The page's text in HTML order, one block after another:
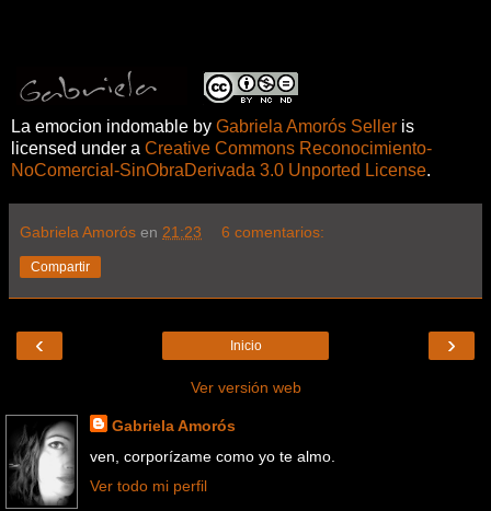
La emocion indomable by Gabriela Amorós Seller is
licensed under a Creative Commons Reconocimiento-
NoComercial-SinObraDerivada 3.0 Unported License.
Gabriela Amorós en 21:23 6 comentarios:
Compartir
‹ ›
Inicio
Ver versión web
Gabriela Amorós
ven, corporízame como yo te almo.
Ver todo mi perfil